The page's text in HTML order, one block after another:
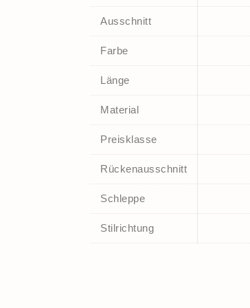
Ausschnitt
Farbe
Länge
Material
Preisklasse
Rückenausschnitt
Schleppe
Stilrichtung